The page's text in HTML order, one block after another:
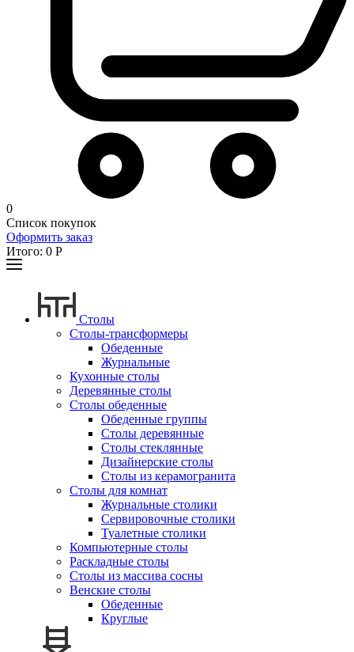
0
Список покупок
Оформить заказ
Итого: 0 Р
Столы
Столы-трансформеры
Обеденные
Журнальные
Кухонные столы
Деревянные столы
Столы обеденные
Обеденные группы
Столы деревянные
Столы стеклянные
Дизайнерские столы
Столы из керамогранита
Столы для комнат
Журнальные столики
Сервировочные столики
Туалетные столики
Компьютерные столы
Раскладные столы
Столы из массива сосны
Венские столы
Обеденные
Круглые